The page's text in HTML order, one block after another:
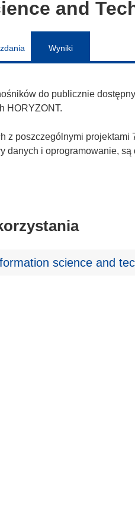
and
Wyniki
do publicznie
HORYZONT.
z poszczególnymi projektami
danych i oprogramowanie,
science and